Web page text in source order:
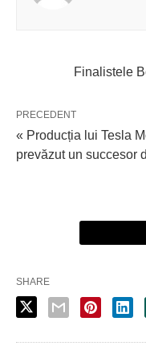
Finalistele
PRECEDENT
« Producția lui Tesla
prevăzut un succesor
SHARE